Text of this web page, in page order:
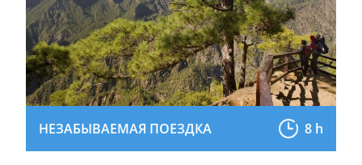
НЕЗАБЫВАЕМАЯ ПОЕЗДКА 8 h